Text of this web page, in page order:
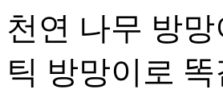
천연 나무 방
틱 방망이로